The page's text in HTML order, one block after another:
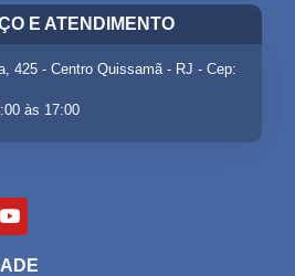
E ATENDIMENTO
425 - Centro Quissamã - RJ - Cep:
às 17:00